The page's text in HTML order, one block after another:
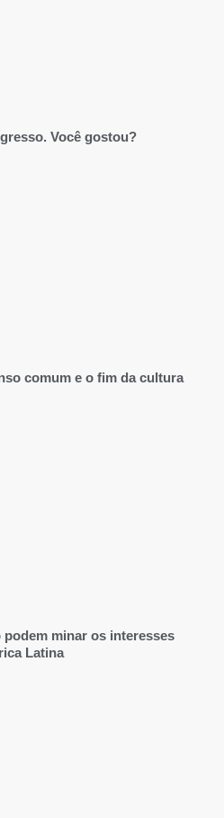
Você gostou?
comum e o fim da cultura
minar os interesses
Latina